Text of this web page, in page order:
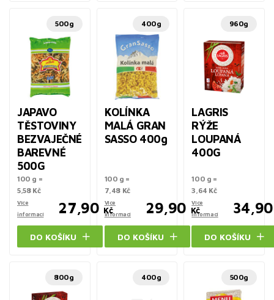
500g
JAPAVO
TĚSTOVINY
BEZVAJEČNÉ
BAREVNÉ
500G
100 g =
5,58 Kč
Více
informací
27,90 Kč
DO KOŠÍKU
400g
KOLÍNKA
MALÁ GRAN
SASSO 400g
100 g =
7,48 Kč
Více
informací
29,90 Kč
DO KOŠÍKU
960g
LAGRIS
RÝŽE
LOUPANÁ
400G
100 g =
3,64 Kč
Více
informací
34,90
DO KOŠÍKU
800g 400g 500g